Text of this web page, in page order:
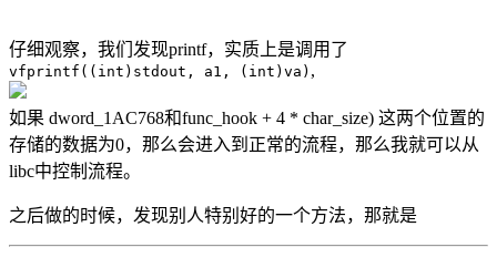
仔细观察，我们发现printf，实质上是调用了
vfprintf((int)stdout, a1, (int)va) ,
如果 dword_1AC768和func_hook + 4 * char_size) 这两个位置的
存储的数据为0，那么会进入到正常的流程，那么我就可以从
libc中控制流程。
之后做的时候，发现别人特别好的一个方法，那就是